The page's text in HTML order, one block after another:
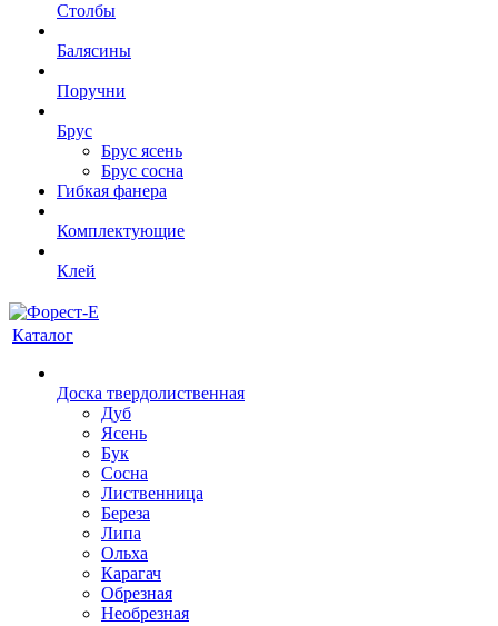
Столбы
Балясины
Поручни
Брус
Брус ясень
Брус сосна
Гибкая фанера
Комплектующие
Клей
Каталог
Доска твердолиственная
Дуб
Ясень
Бук
Сосна
Лиственница
Береза
Липа
Ольха
Карагач
Обрезная
Необрезная